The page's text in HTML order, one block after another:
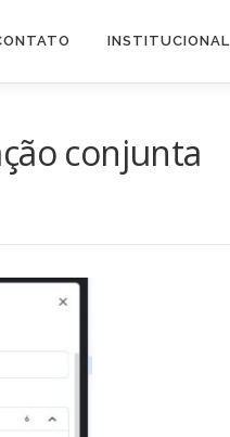
INSTITUCIONAL
conjunta